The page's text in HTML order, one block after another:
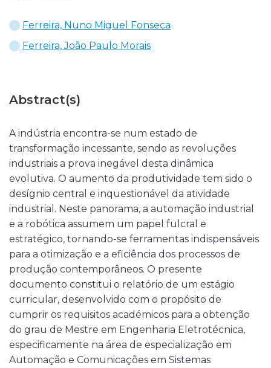
Ferreira, Nuno Miguel Fonseca
Ferreira, João Paulo Morais
Abstract(s)
A indústria encontra-se num estado de
transformação incessante, sendo as revoluções
industriais a prova inegável desta dinâmica
evolutiva. O aumento da produtividade tem sido o
desígnio central e inquestionável da atividade
industrial. Neste panorama, a automação industrial
e a robótica assumem um papel fulcral e
estratégico, tornando-se ferramentas indispensáveis
para a otimização e a eficiência dos processos de
produção contemporâneos. O presente
documento constitui o relatório de um estágio
curricular, desenvolvido com o propósito de
cumprir os requisitos académicos para a obtenção
do grau de Mestre em Engenharia Eletrotécnica,
especificamente na área de especialização em
Automação e Comunicações em Sistemas